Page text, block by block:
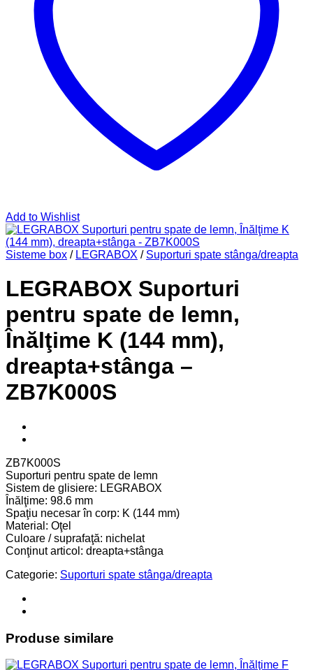
Add to Wishlist
Sisteme box / LEGRABOX / Suporturi spate stânga/dreapta
LEGRABOX Suporturi
pentru spate de lemn,
Înălţime K (144 mm),
dreapta+stânga –
ZB7K000S
ZB7K000S
Suporturi pentru spate de lemn
Sistem de glisiere: LEGRABOX
Înălţime: 98.6 mm
Spaţiu necesar în corp: K (144 mm)
Material: Oţel
Culoare / suprafaţă: nichelat
Conţinut articol: dreapta+stânga
Categorie: Suporturi spate stânga/dreapta
Produse similare